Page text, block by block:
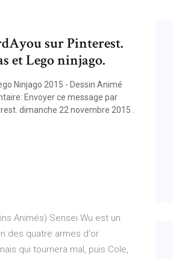
sur Pinterest.
et Lego ninjago.
Ninjago 2015 - Dessin Animé
Envoyer ce message par
dimanche 22 novembre 2015 .
Animés) Sensei Wu est un
des quatre armes d'or
qui tournera mal, puis Cole,